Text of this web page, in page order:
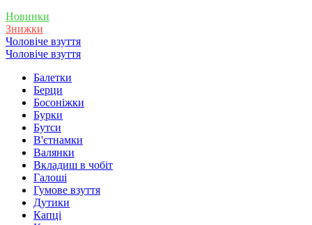
Новинки
Знижки
Чоловіче взуття
Чоловіче взуття
Балетки
Берци
Босоніжки
Бурки
Бутси
В'єтнамки
Валянки
Вкладиш в чобіт
Галоші
Гумове взуття
Дутики
Капці